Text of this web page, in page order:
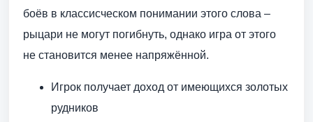
боёв в классисческом понимании этого слова –
рыцари не могут погибнуть, однако игра от этого
не становится менее напряжённой.
Игрок получает доход от имеющихся золотых
рудников